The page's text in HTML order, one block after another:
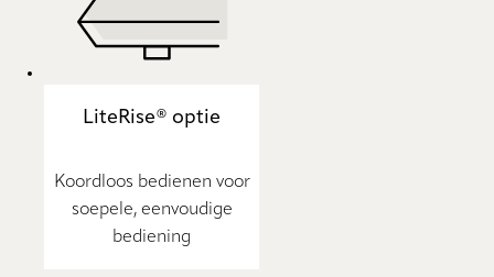
LiteRise® optie
Koordloos bedienen voor
soepele, eenvoudige
bediening